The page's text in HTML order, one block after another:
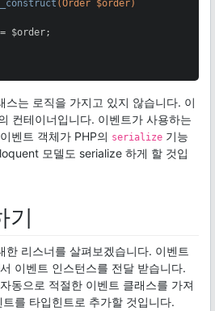
__construct (Order $order)
$order;
스는 로직을 가지고 있지 않습니다. 이
컨테이너입니다. 이벤트가 사용하는
벤트 객체가 PHP의 serialize 기능
모델도 serialize 하게 할 것입
기
한 리스너를 살펴보겠습니다. 이벤트
이벤트 인스턴스를 전달 받습니다.
동으로 적절한 이벤트 클래스를 가져
를 타입힌트로 추가할 것입니다.